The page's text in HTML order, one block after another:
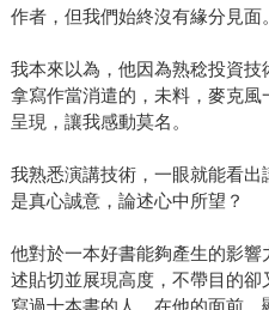
作者，但我們始終沒有緣分見面。
我本來以為，他因為熟稔投資
拿寫作當消遣的，未料，麥克
呈現，讓我感動莫名。
我熟悉演講技術，一眼就能看
是真心誠意，論述心中所望？
他對於一本好書能夠產生的影
述貼切並展現高度，不帶目的